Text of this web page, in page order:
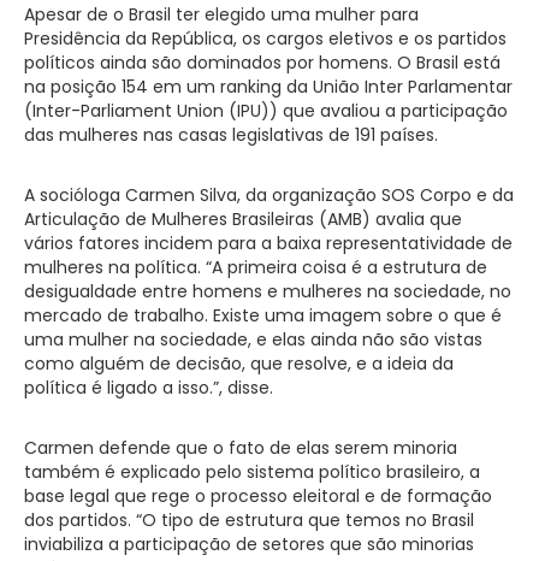
Apesar de o Brasil ter elegido uma mulher para
Presidência da República, os cargos eletivos e os partidos
políticos ainda são dominados por homens. O Brasil está
na posição 154 em um ranking da União Inter Parlamentar
(Inter-Parliament Union (IPU)) que avaliou a participação
das mulheres nas casas legislativas de 191 países.
A socióloga Carmen Silva, da organização SOS Corpo e da
Articulação de Mulheres Brasileiras (AMB) avalia que
vários fatores incidem para a baixa representatividade de
mulheres na política. “A primeira coisa é a estrutura de
desigualdade entre homens e mulheres na sociedade, no
mercado de trabalho. Existe uma imagem sobre o que é
uma mulher na sociedade, e elas ainda não são vistas
como alguém de decisão, que resolve, e a ideia da
política é ligado a isso.”, disse.
Carmen defende que o fato de elas serem minoria
também é explicado pelo sistema político brasileiro, a
base legal que rege o processo eleitoral e de formação
dos partidos. “O tipo de estrutura que temos no Brasil
inviabiliza a participação de setores que são minorias